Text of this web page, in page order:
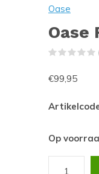
Oase
Oase
€99,95
Op